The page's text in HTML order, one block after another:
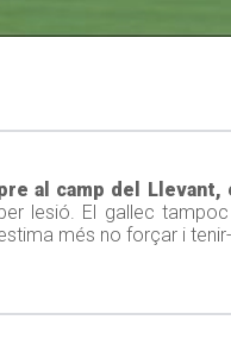
al camp del
lesió. El gallec
més no forçar i